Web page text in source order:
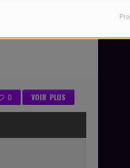
VOIR PLUS
0